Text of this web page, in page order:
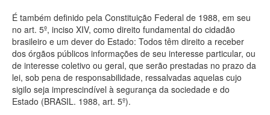
Administração
Legislação
Agenda
Perguntas frequentes
Contato
É também definido pela Constituição Federal de 1988, em seu
no art. 5º, inciso XIV, como direito fundamental do cidadão
brasileiro e um dever do Estado: Todos têm direito a receber
dos órgãos públicos informações de seu interesse particular, ou
de interesse coletivo ou geral, que serão prestadas no prazo da
lei, sob pena de responsabilidade, ressalvadas aquelas cujo
sigilo seja imprescindível à segurança da sociedade e do
Estado (BRASIL. 1988, art. 5º).